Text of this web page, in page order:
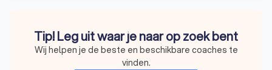
Tip! Leg uit waar je naar op zoek bent
Wij helpen je de beste en beschikbare coaches te
vinden.